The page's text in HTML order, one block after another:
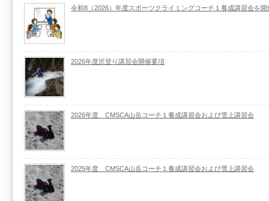
令和8（2026）年度スポーツクライミングコーチ１養成講習会を開
2026年度沢登り講習会開催要項
2026年度 CMSCA山岳コーチ１養成講習会および雪上講習会
2025年度 CMSCA山岳コーチ１養成講習会および雪上講習会